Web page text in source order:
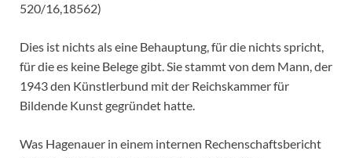
520/16,18562)
Dies ist nichts als eine Behauptung, für die nichts spricht,
für die es keine Belege gibt. Sie stammt von dem Mann, der
1943 den Künstlerbund mit der Reichskammer für
Bildende Kunst gegründet hatte.
Was Hagenauer in einem internen Rechenschaftsbericht